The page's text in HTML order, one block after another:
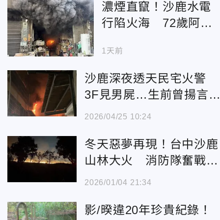
濃煙直竄！沙鹿水電
行陷火海 72歲阿嬤
1天前
沙鹿深夜透天民宅火警
3F見男屍…生前曾揚言
火
2026/04/25 10:24
冬天惡夢再現！台中沙鹿
山林大火 消防隊奮戰救
火
2026/01/04 21:34
影/暌違20年珍貴紀錄！